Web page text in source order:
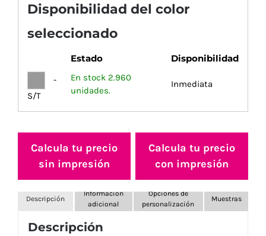
Disponibilidad del color
seleccionado
Estado Disponibilidad
-
S/T
En stock 2.960
unidades.
Inmediata
Calcula tu precio
sin impresión
Calcula tu precio
con impresión
Descripción
Información
adicional
Opciones de
personalización
Muestras
Descripción